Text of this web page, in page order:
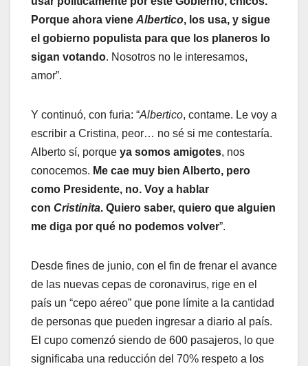
Porque ahora viene Albertico, los usa, y sigue
el gobierno populista para que los planeros lo
sigan votando. Nosotros no le interesamos,
amor”.
Y continuó, con furia: “Albertico, contame. Le voy a
escribir a Cristina, peor… no sé si me contestaría.
Alberto sí, porque ya somos amigotes, nos
conocemos. Me cae muy bien Alberto, pero
como Presidente, no. Voy a hablar
con Cristinita. Quiero saber, quiero que alguien
me diga por qué no podemos volver”.
Desde fines de junio, con el fin de frenar el avance
de las nuevas cepas de coronavirus, rige en el
país un “cepo aéreo” que pone límite a la cantidad
de personas que pueden ingresar a diario al país.
El cupo comenzó siendo de 600 pasajeros, lo que
significaba una reducción del 70% respeto a los